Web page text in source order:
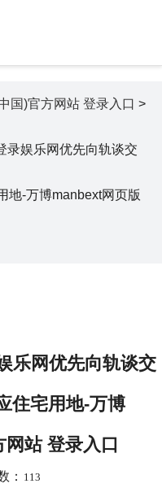
国)官方网站 登录入口 >
录娱乐网优先向轨谈交
地-万博manbext网页版
乐网优先向轨谈交
住宅用地-万博
站 登录入口
： 113